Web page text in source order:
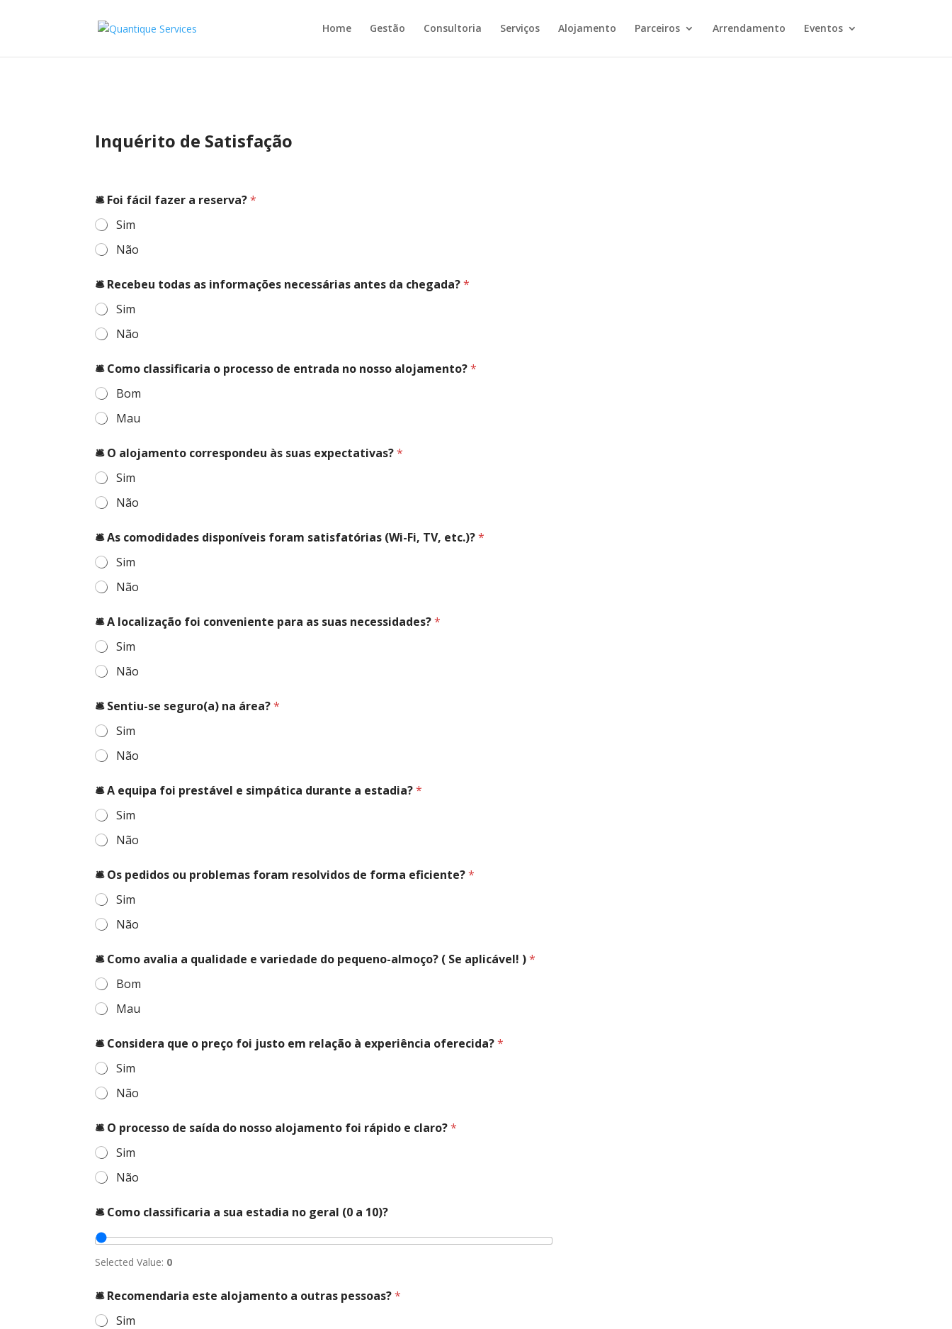
Home Gestão Consultoria Serviços Alojamento Parceiros Arrendamento Eventos
Inquérito de Satisfação
🛎️ Foi fácil fazer a reserva?*
Sim
Não
🛎️ Recebeu todas as informações necessárias antes da chegada?*
Sim
Não
🛎️ Como classificaria o processo de entrada no nosso alojamento?*
Bom
Mau
*
p
e
d
i
o
🛎️ O alojamento correspondeu às suas expectativas?*
Sim
Não
🛎️ As comodidades disponíveis foram satisfatórias (Wi-Fi, TV, etc.)?*
Sim
Não
🛎️ A localização foi conveniente para as suas necessidades?*
Sim
Não
🛎️ Sentiu-se seguro(a) na área?*
Sim
Não
🛎️ A equipa foi prestável e simpática durante a estadia?*
Sim
Não
🛎️ Os pedidos ou problemas foram resolvidos de forma eficiente?*
Sim
Não
🛎️ Como avalia a qualidade e variedade do pequeno-almoço? ( Se aplicável! )*
Bom
Mau
🛎️ Considera que o preço foi justo em relação à experiência oferecida?*
Sim
Não
🛎️ O processo de saída do nosso alojamento foi rápido e claro?*
Sim
Não
🛎️ Como classificaria a sua estadia no geral (0 a 10)?
Selected Value: 0
🛎️ Recomendaria este alojamento a outras pessoas?*
Sim